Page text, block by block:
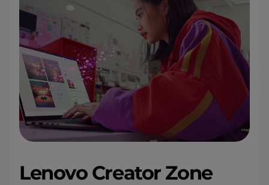
Lenovo Creator Zone